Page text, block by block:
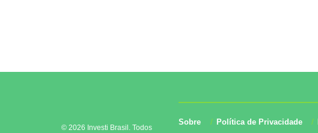
© 2026 Investi Brasil. Todos
Sobre Política de Privacidade